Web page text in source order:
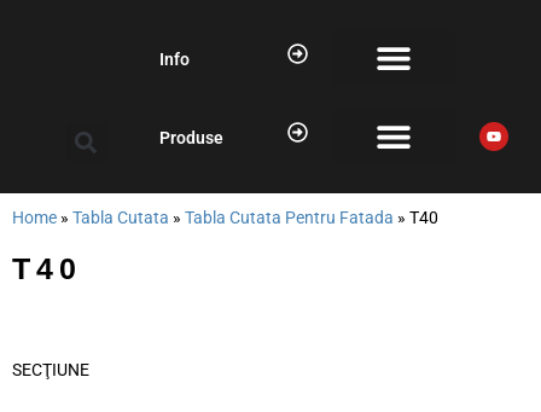
Info
Produse
Home » Tabla Cutata » Tabla Cutata Pentru Fatada » T40
T40
SECŢIUNE